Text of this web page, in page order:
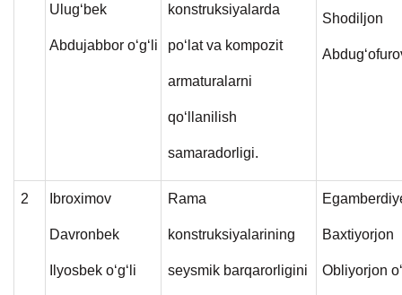
Ulug‘bek
Abdujabbor o‘g‘li
konstruksiyalarda
po‘lat va kompozit
armaturalarni
qo‘llanilish
samaradorligi.
Shodiljon
2 Ibroximov
Davronbek
Ilyosbek o‘g‘li
Rama
konstruksiyalarining
seysmik barqarorligini
Baxtiyorjon
Obliyorjon